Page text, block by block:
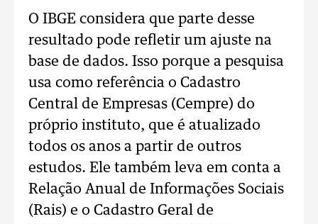
O IBGE considera que parte desse
resultado pode refletir um ajuste na
base de dados. Isso porque a pesquisa
usa como referência o Cadastro
Central de Empresas (Cempre) do
próprio instituto, que é atualizado
todos os anos a partir de outros
estudos. Ele também leva em conta a
Relação Anual de Informações Sociais
(Rais) e o Cadastro Geral de